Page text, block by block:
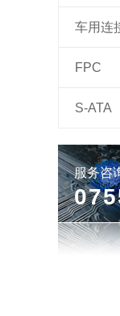
车用连
FPC
S-ATA
服务咨